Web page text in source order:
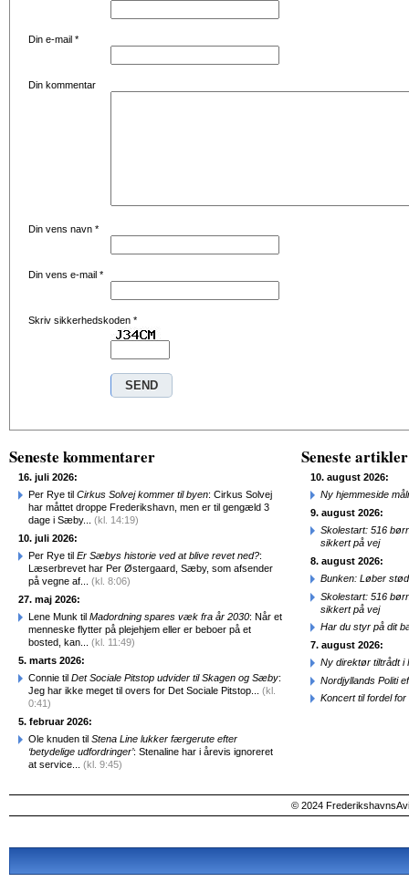
Din e-mail *
Din kommentar
Din vens navn *
Din vens e-mail *
Skriv sikkerhedskoden *
Seneste kommentarer
16. juli 2026:
Per Rye til Cirkus Solvej kommer til byen: Cirkus Solvej
har måttet droppe Frederikshavn, men er til gengæld 3
dage i Sæby... (kl. 14:19)
10. juli 2026:
Per Rye til Er Sæbys historie ved at blive revet ned?:
Læserbrevet har Per Østergaard, Sæby, som afsender
på vegne af... (kl. 8:06)
27. maj 2026:
Lene Munk til Madordning spares væk fra år 2030: Når et
menneske flytter på plejehjem eller er beboer på et
bosted, kan... (kl. 11:49)
5. marts 2026:
Connie til Det Sociale Pitstop udvider til Skagen og Sæby:
Jeg har ikke meget til overs for Det Sociale Pitstop... (kl.
0:41)
5. februar 2026:
Ole knuden til Stena Line lukker færgerute efter
‘betydelige udfordringer’: Stenaline har i årevis ignoreret
at service... (kl. 9:45)
Seneste artikler
10. august 2026:
Ny hjemmeside
9. august 2026:
Skolestart: 516
sikkert på vej
8. august 2026:
Bunken: Løber
Skolestart: 516
sikkert på vej
Har du styr på dit
7. august 2026:
Ny direktør tiltrådt i
Nordjyllands Politi
Koncert til fordel
© 2024